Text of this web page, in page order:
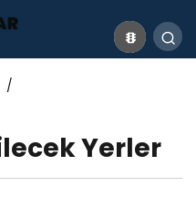
Yerler
Hangi